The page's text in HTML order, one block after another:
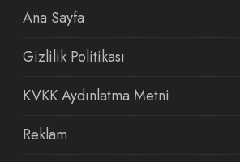
Ana Sayfa
Gizlilik Politikası
KVKK Aydınlatma Metni
Reklam